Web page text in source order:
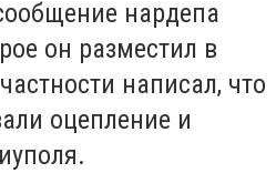
нардепа
он разместил в
написал, что
оцепление и